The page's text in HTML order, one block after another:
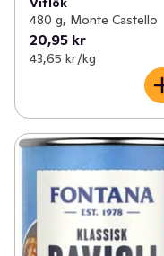
480 g, Monte Castello
20,95 kr
43,65 kr /kg